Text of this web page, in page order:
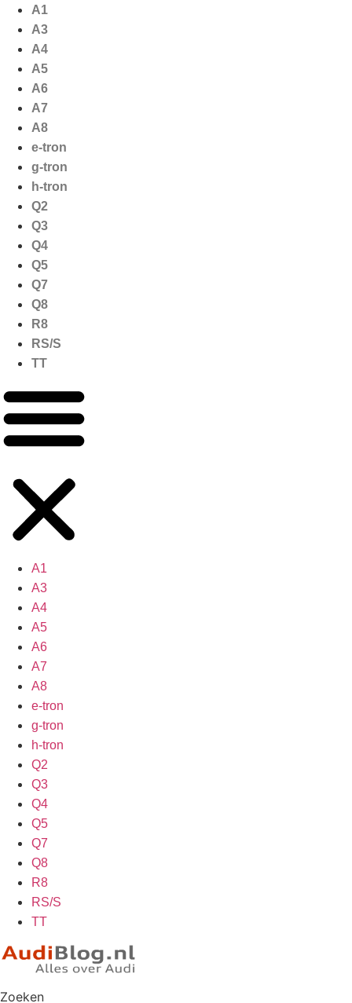
naar
inhoud
A1
A3
A4
A5
A6
A7
A8
e-tron
g-tron
h-tron
Q2
Q3
Q4
Q5
Q7
Q8
R8
RS/S
TT
A1
A3
A4
A5
A6
A7
A8
e-tron
g-tron
h-tron
Q2
Q3
Q4
Q5
Q7
Q8
R8
RS/S
TT
Zoeken